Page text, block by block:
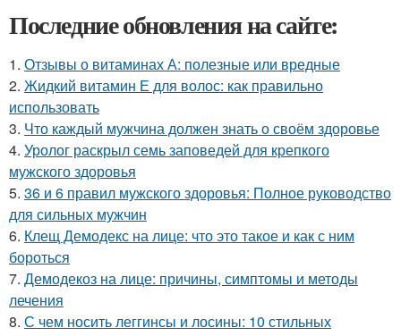
Последние обновления на сайте:
1. Отзывы о витаминах А: полезные или вредные
2. Жидкий витамин Е для волос: как правильно
использовать
3. Что каждый мужчина должен знать о своём здоровье
4. Уролог раскрыл семь заповедей для крепкого
мужского здоровья
5. 36 и 6 правил мужского здоровья: Полное руководство
для сильных мужчин
6. Клещ Демодекс на лице: что это такое и как с ним
бороться
7. Демодекоз на лице: причины, симптомы и методы
лечения
8. С чем носить леггинсы и лосины: 10 стильных